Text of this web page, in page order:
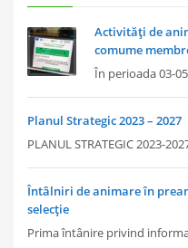
Activități de
comume
În perioada 03-
Planul Strategic 2023 – 2027
PLANUL STRATEGIC 2023-
Întâlniri de animare în
selecție
Prima întânire privind